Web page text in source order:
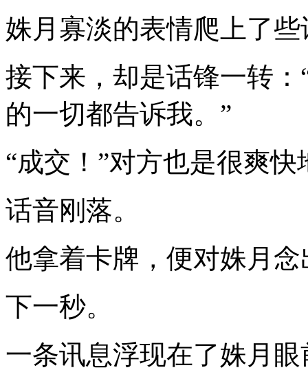
姝月寡淡的表情爬上了
接下来，却是话锋一转
的一切都告诉我。”
“成交！”对方也是很爽快
话音刚落。
他拿着卡牌，便对姝月
下一秒。
一条讯息浮现在了姝月眼